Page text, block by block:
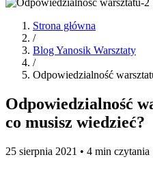
Strona główna
/
Blog Yanosik Warsztaty
/
Odpowiedzialność
Odpowiedzialność
co musisz wiedzieć?
25 sierpnia 2021 • 4 min czytania